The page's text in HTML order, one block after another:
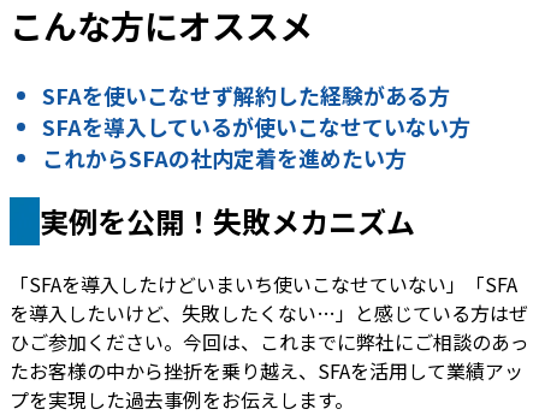
こんな方にオススメ
SFAを使いこなせず解約した経験がある方
SFAを導入しているが使いこなせていない方
これからSFAの社内定着を進めたい方
実例を公開！失敗メカニズム
「SFAを導入したけどいまいち使いこなせていない」「SFA
を導入したいけど、失敗したくない…」と感じている方はぜ
ひご参加ください。今回は、これまでに弊社にご相談のあっ
たお客様の中から挫折を乗り越え、SFAを活用して業績アッ
プを実現した過去事例をお伝えします。